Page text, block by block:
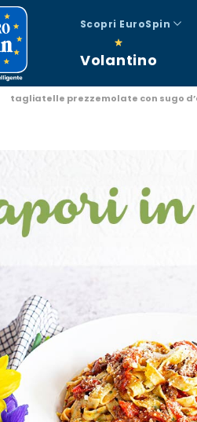
Scopri EuroSpin
Volantino
tagliatelle prezzemolate con sugo